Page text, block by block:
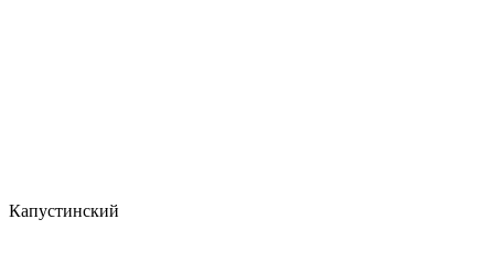
Капустинский